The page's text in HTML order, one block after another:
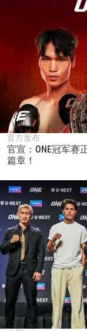
官方发布
官宣：ONE冠军赛
篇章！